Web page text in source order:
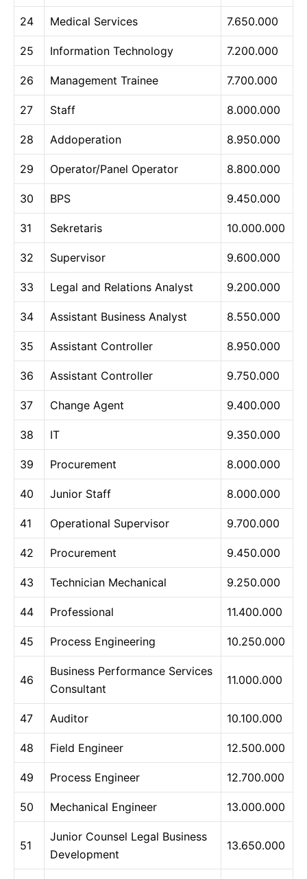
24 Medical Services 7.650.000
25 Information Technology 7.200.000
26 Management Trainee 7.700.000
27 Staff 8.000.000
28 Addoperation 8.950.000
29 Operator/Panel Operator 8.800.000
30 BPS 9.450.000
31 Sekretaris 10.000.000
32 Supervisor 9.600.000
33 Legal and Relations Analyst 9.200.000
34 Assistant Business Analyst 8.550.000
35 Assistant Controller 8.950.000
36 Assistant Controller 9.750.000
37 Change Agent 9.400.000
38 IT 9.350.000
39 Procurement 8.000.000
40 Junior Staff 8.000.000
41 Operational Supervisor 9.700.000
42 Procurement 9.450.000
43 Technician Mechanical 9.250.000
44 Professional 11.400.000
45 Process Engineering 10.250.000
46
Business Performance Services
Consultant
11.000.000
47 Auditor 10.100.000
48 Field Engineer 12.500.000
49 Process Engineer 12.700.000
50 Mechanical Engineer 13.000.000
51
Junior Counsel Legal Business
Development
13.650.000